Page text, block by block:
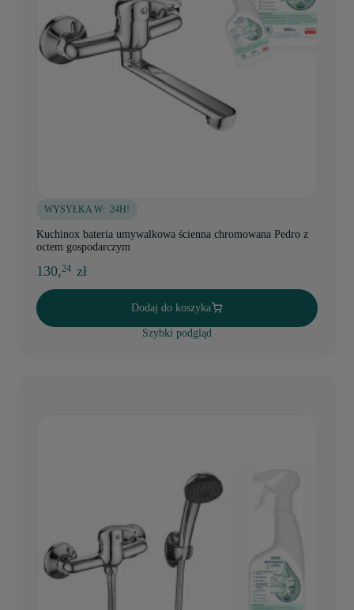
WYSYŁKA W: 24H!
Kuchinox bateria umywalkowa ścienna chromowana Pedro z
octem gospodarczym
130,24 zł
Dodaj do koszyka
Szybki podgląd